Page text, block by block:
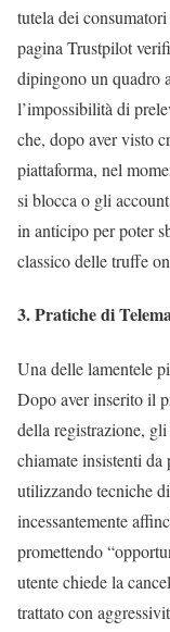
tutela dei
pagina Trustpilot
dipingono un quadro
l’impossibilità di
che, dopo aver visto
piattaforma, nel
si blocca o gli
in anticipo per poter
classico delle truffe
3. Pratiche di
Una delle lamentele
Dopo aver inserito il
della registrazione,
chiamate insistenti
utilizzando tecniche
incessantemente
promettendo
utente chiede la
trattato con